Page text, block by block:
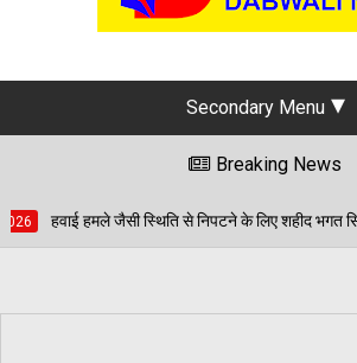
Secondary Menu
Breaking News
के लिए शहीद भगत सिंह स्टेडियम में हुई मॉक एक्सरसाइज,